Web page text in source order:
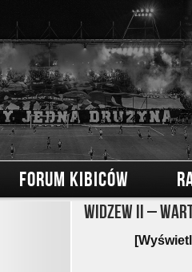
FORUM KIBICÓW
Widzew II –